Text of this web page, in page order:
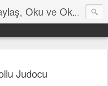
Beğendiysen Sen de Paylaş, Oku ve Okut
Judocu